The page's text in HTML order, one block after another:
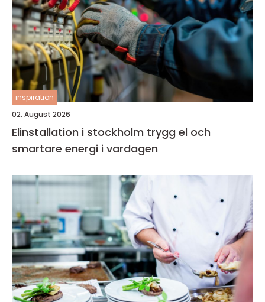
inspiration
02. August 2026
Elinstallation i stockholm trygg el och
smartare energi i vardagen